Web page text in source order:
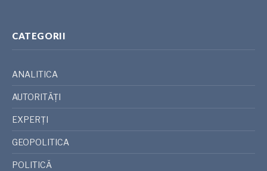
CATEGORII
ANALITICA
AUTORITĂȚI
EXPERȚI
GEOPOLITICA
POLITICĂ